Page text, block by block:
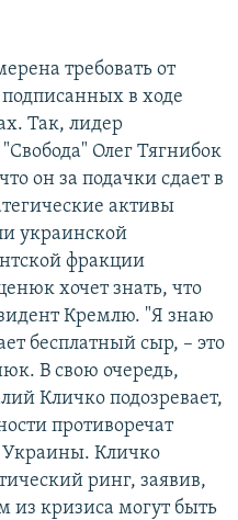
требовать от
подписанных в ходе
Так, лидер
Олег Тягнибок
он за подачки сдает в
активы
украинской
фракции
хочет знать, что
Кремлю. "Я знаю
бесплатный сыр, – это
В свою очередь,
Кличко подозревает,
противоречат
Кличко
ринг, заявив,
из кризиса могут быть